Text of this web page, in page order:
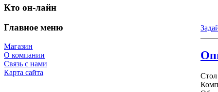
Кто он-лайн
Главное меню
Магазин
О компании
Связь с нами
Карта сайта
Стол